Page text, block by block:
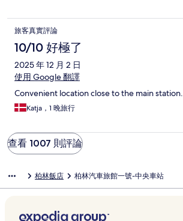
旅客真實評論
10/10 好極了
2025 年 12 月 2 日
使用 Google 翻譯
Convenient location close to the main station.
Katja，1 晚旅行
查看 1007 則評論
柏林飯店 柏林汽車旅館一號-中央車站